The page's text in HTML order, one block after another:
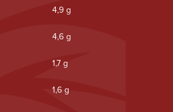
4,9 g
4,6 g
1,7 g
1,6 g